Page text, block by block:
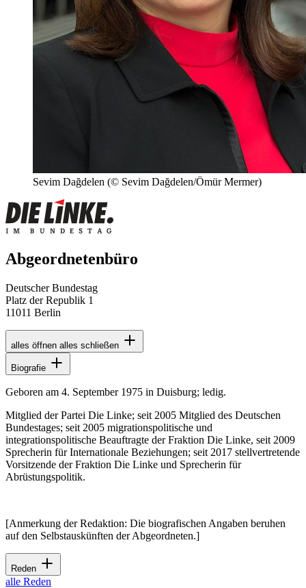
Sevim Dağdelen (© Sevim Dağdelen/Ömür Mermer)
Abgeordnetenbüro
Deutscher Bundestag
Platz der Republik 1
11011 Berlin
alles öffnen alles schließen
Biografie
Geboren am 4. September 1975 in Duisburg; ledig.
Mitglied der Partei Die Linke; seit 2005 Mitglied des Deutschen
Bundestages; seit 2005 migrationspolitische und
integrationspolitische Beauftragte der Fraktion Die Linke, seit 2009
Sprecherin für Internationale Beziehungen; seit 2017 stellvertretende
Vorsitzende der Fraktion Die Linke und Sprecherin für
Abrüstungspolitik.
[Anmerkung der Redaktion: Die biografischen Angaben beruhen
auf den Selbstauskünften der Abgeordneten.]
Reden
alle Reden